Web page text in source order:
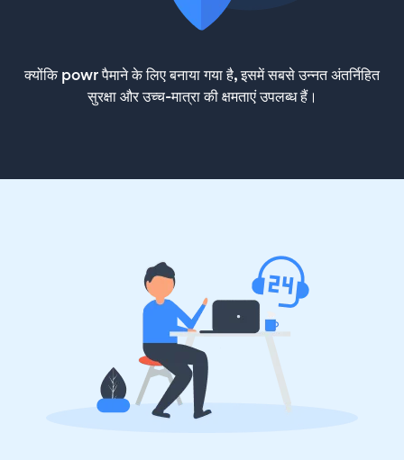
क्योंकि powr पैमाने के लिए बनाया गया है, इसमें सबसे उन्नत अंतर्निहित
सुरक्षा और उच्च-मात्रा की क्षमताएं उपलब्ध हैं।